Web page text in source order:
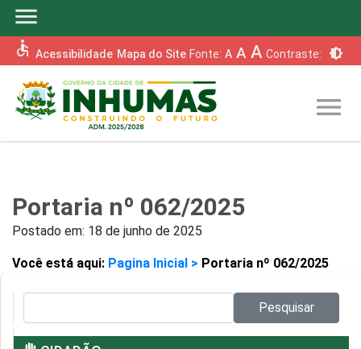
menu
accessible Acessibilidade Mapa do Site Fonte: A A A Contraste: brightness_6
menu
Portaria nº 062/2025
Postado em: 18 de junho de 2025
Você está aqui: Pagina Inicial > Portaria nº 062/2025
Pesquisar